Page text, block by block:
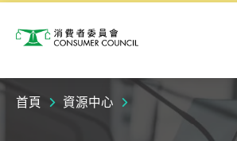
消費者委員會
首頁 資源中心